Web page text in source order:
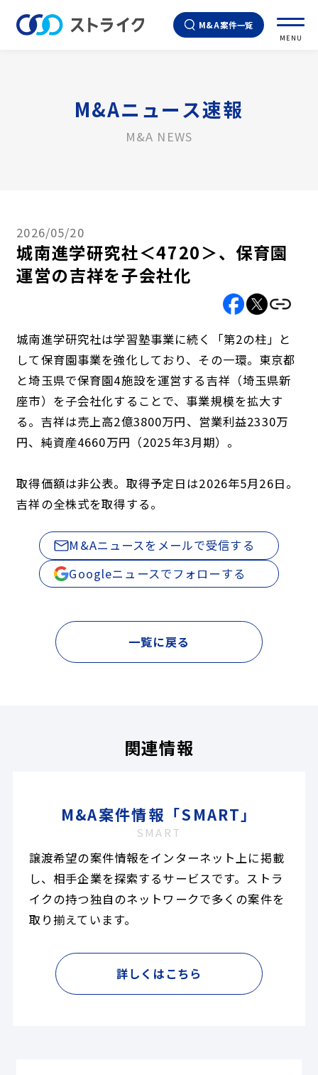
M&A案件一覧
MENU
M&Aニュース速報
M&A NEWS
2026/05/20
城南進学研究社＜4720＞、保育園
運営の吉祥を子会社化
城南進学研究社は学習塾事業に続く「第2の柱」と
して保育園事業を強化しており、その一環。東京都
と埼玉県で保育園4施設を運営する吉祥（埼玉県新
座市）を子会社化することで、事業規模を拡大す
る。吉祥は売上高2億3800万円、営業利益2330万
円、純資産4660万円（2025年3月期）。
取得価額は非公表。取得予定日は2026年5月26日。
吉祥の全株式を取得する。
M&Aニュースをメールで受信する
Googleニュースでフォローする
一覧に戻る
関連情報
M&A案件情報「SMART」
SMART
譲渡希望の案件情報をインターネット上に掲載
し、相手企業を探索するサービスです。ストラ
イクの持つ独自のネットワークで多くの案件を
取り揃えています。
詳しくはこちら